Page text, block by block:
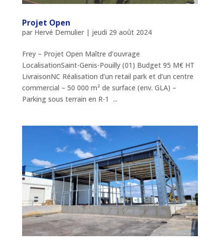
Projet Open
par Hervé Demulier| jeudi 29 août 2024
Frey – Projet Open Maître d’ouvrage
LocalisationSaint-Genis-Pouilly (01) Budget 95 M€ HT
LivraisonNC Réalisation d’un retail park et d’un centre
commercial – 50 000 m² de surface (env. GLA) –
Parking sous terrain en R-1 ...